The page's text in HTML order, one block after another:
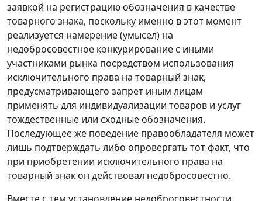
заявкой на регистрацию обозначения в качестве
товарного знака, поскольку именно в этот момент
реализуется намерение (умысел) на
недобросовестное конкурирование с иными
участниками рынка посредством использования
исключительного права на товарный знак,
предусматривающего запрет иным лицам
применять для индивидуализации товаров и услуг
тождественные или сходные обозначения.
Последующее же поведение правообладателя может
лишь подтверждать либо опровергать тот факт, что
при приобретении исключительного права на
товарный знак он действовал недобросовестно.